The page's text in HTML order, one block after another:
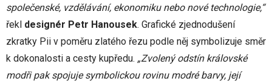
společenské, vzdělávání, ekonomiku nebo nové technologie,“
řekl designér Petr Hanousek. Grafické zjednodušení
zkratky Pii v poměru zlatého řezu podle něj symbolizuje směr
k dokonalosti a cesty kupředu. „Zvolený odstín královské
modři pak spojuje symbolickou rovinu modré barvy, její